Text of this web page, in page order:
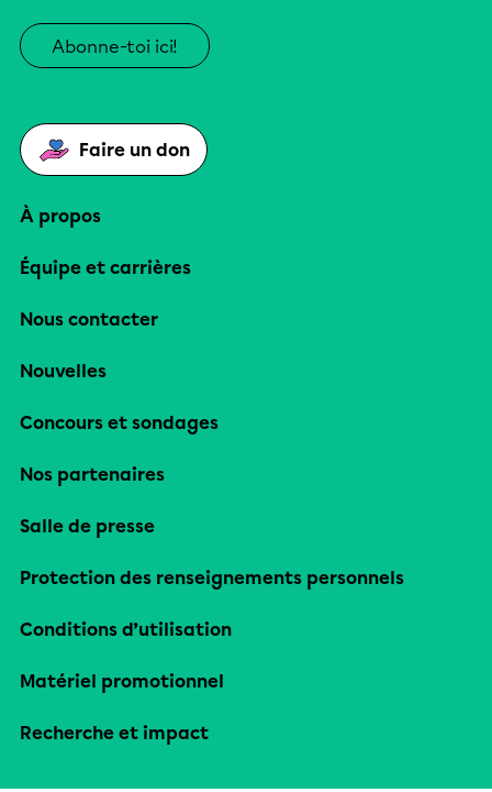
Abonne-toi ici!
Faire un don
À propos
Équipe et carrières
Nous contacter
Nouvelles
Concours et sondages
Nos partenaires
Salle de presse
Protection des renseignements personnels
Conditions d’utilisation
Matériel promotionnel
Recherche et impact